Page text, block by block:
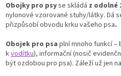
Obojky pro psyse skládá z odolné
nylonové vzorované stuhy/látky. Dá
přizpůsobí obvodu krku vašeho psa.
Obojek pro psa plní mnoho funkcí
kvodítku), informační (nosič
být ozdobou pro psa). Záleží už jen